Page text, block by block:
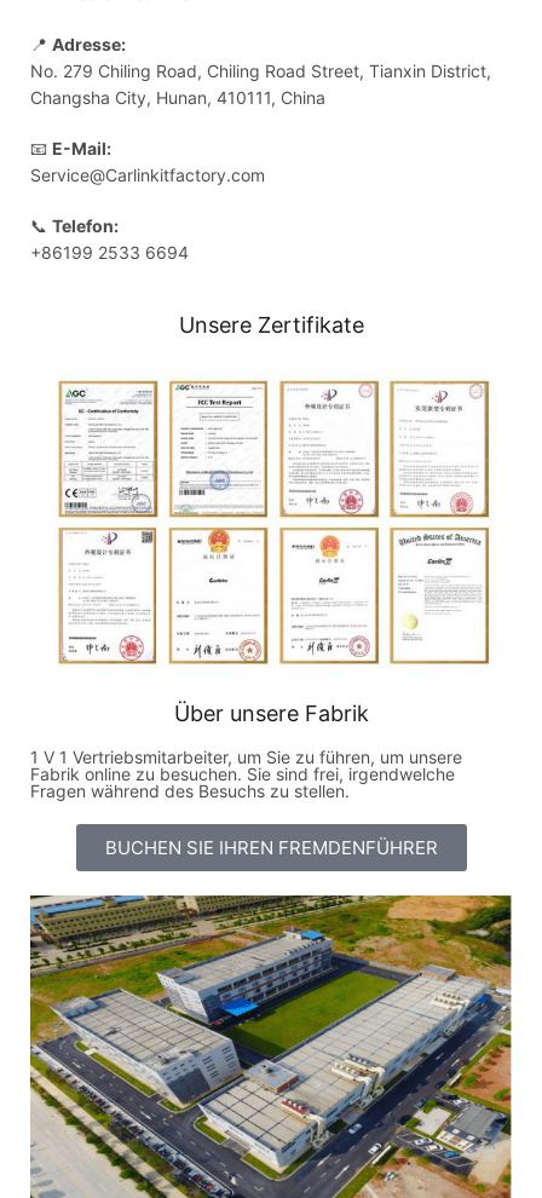
📍 Adresse:
No. 279 Chiling Road, Chiling Road Street, Tianxin District,
Changsha City, Hunan, 410111, China
📧 E-Mail:
Service@Carlinkitfactory.com
📞 Telefon:
+86199 2533 6694
Unsere Zertifikate
Über unsere Fabrik
1 V 1 Vertriebsmitarbeiter, um Sie zu führen, um unsere
Fabrik online zu besuchen. Sie sind frei, irgendwelche
Fragen während des Besuchs zu stellen.
BUCHEN SIE IHREN FREMDENFÜHRER